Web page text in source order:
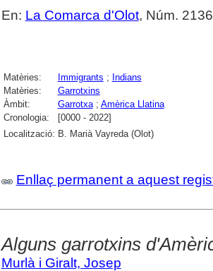
En: La Comarca d'Olot, Núm.
Matèries: Immigrants ; Indians
Matèries:
Garrotxins
Àmbit:
Garrotxa; Amèrica Llatina
Cronologia:
[0000 - 2022]
Localització: B. Marià Vayreda (Olot)
Enllaç permanent a aquest
Alguns garrotxins
Murlà i Giralt, Josep